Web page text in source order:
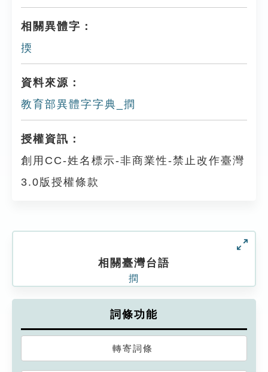
相關異體字：
㨎
資料來源：
教育部異體字字典_撋
授權資訊：
創用CC-姓名標示-非商業性-禁止改作臺灣
3.0版授權條款
相關臺灣台語
撋
詞條功能
轉寄詞條